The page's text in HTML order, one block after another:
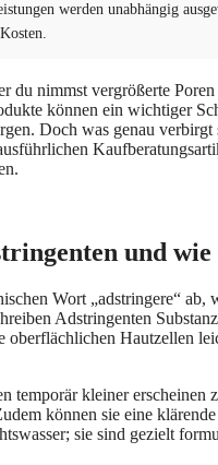
werden unabhängig
du nimmst vergrößerte
können ein wichtiger
Doch was genau
und
Wort „adstringere“ ab,
Adstringenten
oberflächlichen Hautzellen
temporär kleiner
können sie eine
sie sind gezielt